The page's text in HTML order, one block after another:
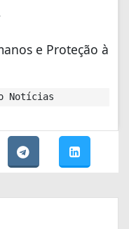
e Proteção à
Notícias